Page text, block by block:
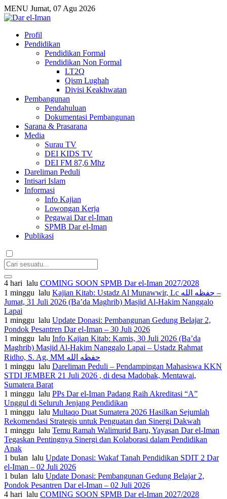
MENU Jumat, 07 Agu 2026
Profil
Pendidikan
Pendidikan Formal
Pendidikan Non Formal
LT2Q
Qism Lughah
Divisi Keakhwatan
Pembangunan
Pendahuluan
Dokumentasi Pembangunan
Sarana & Prasarana
Media
Surau TV
DEI KIDS TV
DEI FM 87,6 Mhz
Dareliman Peduli
Intisari Islam
Informasi
Info Kajian
Lowongan Kerja
Pegawai Dar el-Iman
SPMB Dar el-Iman
Publikasi
4 hari lalu COMING SOON SPMB Dar el-Iman 2027/2028
1 minggu lalu Kajian Kitab: Ustadz Al Munawwir, Lc حفظه الله –
Jumat, 31 Juli 2026 (Ba’da Maghrib) Masjid Al-Hakim Nanggalo
Lapai
1 minggu lalu Update Donasi: Pembangunan Gedung Belajar 2,
Pondok Pesantren Dar el-Iman – 30 Juli 2026
1 minggu lalu Info Kajian Kitab: Kamis, 30 Juli 2026 (Ba’da
Maghrib) Masjid Al-Hakim Nanggalo Lapai – Ustadz Rahmat
Ridho, S. Ag, MM حفظه الله
1 minggu lalu Dareliman Peduli – Pendampingan Mahasiswa KKN
STDI JEMBER 21 Juli 2026 , di desa Madobak, Mentawai,
Sumatera Barat
1 minggu lalu PPs Dar el-Iman Padang Raih Akreditasi “A”
Unggul di Seluruh Jenjang Pendidikan
1 minggu lalu Multaqo Duat Sumatera 2026 Hasilkan Sejumlah
Rekomendasi Strategis untuk Penguatan dan Sinergi Dakwah
1 minggu lalu Temu Ramah Walimurid Baru, Yayasan Dar el-Iman
Tegaskan Pentingnya Sinergi dan Kolaborasi dalam Pendidikan
Anak
1 bulan lalu Update Donasi: Wakaf Tanah Pendidikan SDIT 2 Dar
el-Iman – 02 Juli 2026
1 bulan lalu Update Donasi: Pembangunan Gedung Belajar 2,
Pondok Pesantren Dar el-Iman – 02 Juli 2026
4 hari lalu COMING SOON SPMB Dar el-Iman 2027/2028